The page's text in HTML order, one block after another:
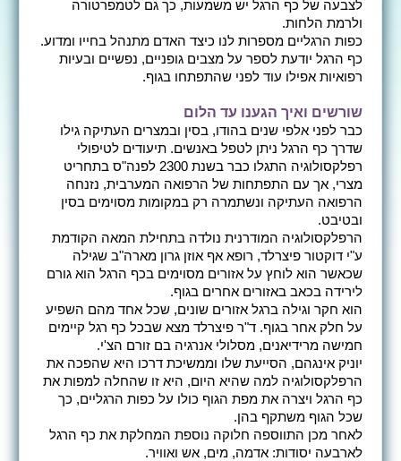
לצבעה של כף הרגל יש משמעות, כך גם לטמפרטורה
ולרמת הלחות.
כפות הרגליים מספרות לנו כיצד האדם מתנהל בחייו ומדוע.
כף הרגל יודעת לספר על מצבים גופניים, נפשיים ובעיות
רפואיות אפילו עוד לפני שהתפתחו בגוף.
שורשים ואיך הגענו עד הלום
כבר לפני אלפי שנים בהודו, בסין ובמצרים העתיקה גילו
שדרך כף הרגל ניתן לטפל באנשים. תיעודים לטיפולי
רפלקסולוגיה התגלו כבר בשנת 2300 לפנה"ס בתחריט
מצרי, אך עם התפתחות של הרפואה המערבית, נזנחה
הרפואה העתיקה ונשתמרה רק במקומות מסוימים בסין
ובטיבט.
הרפלקסולוגיה המודרנית נולדה בתחילת המאה הקודמת
ע"י דוקטור פיצרלד, רופא אף אוזן גרון מארה"ב שגילה
שכאשר הוא לוחץ על אזורים מסוימים בכף הרגל הוא גורם
לירידה בכאב באזורים אחרים בגוף.
הוא חקר וגילה ברגל אזורים שונים, שכל אחד מהם השפיע
על חלק אחר בגוף. ד"ר פיצרלד מצא שבכל כף רגל קיימים
חמישה מרידיאנים, מסלולי אנרגיה בם זורם הצ'י.
יוניק אינגהם, הסייעת שלו וממשיכת דרכו היא שהפכה את
הרפלקסולוגיה למה שהיא היום, היא זו שהחלה למפות את
כף הרגל ויצרה את מפת הגוף כולו על כפות הרגליים, כך
שכל הגוף משתקף בהן.
לאחר מכן התווספה חלוקה נוספת המחלקת את כף הרגל
לארבעה יסודות: אדמה, מים, אש ואוויר.